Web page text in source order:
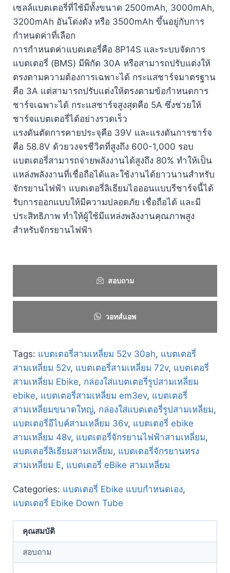
เซลล์แบตเตอรี่ที่ใช้มีทั้งขนาด 2500mAh, 3000mAh,
3200mAh อันโด่งดัง หรือ 3500mAh ขึ้นอยู่กับการ
กำหนดค่าที่เลือก
การกำหนดค่าแบตเตอรี่คือ 8P14S และระบบจัดการ
แบตเตอรี่ (BMS) มีพิกัด 30A หรือสามารถปรับแต่งให้
ตรงตามความต้องการเฉพาะได้ กระแสชาร์จมาตรฐาน
คือ 3A แต่สามารถปรับแต่งให้ตรงตามข้อกำหนดการ
ชาร์จเฉพาะได้ กระแสชาร์จสูงสุดคือ 5A ซึ่งช่วยให้
ชาร์จแบตเตอรี่ได้อย่างรวดเร็ว
แรงดันตัดการคายประจุคือ 39V และแรงดันการชาร์จ
คือ 58.8V ด้วยวงจรชีวิตที่สูงถึง 600-1,000 รอบ
แบตเตอรี่สามารถจ่ายพลังงานได้สูงถึง 80% ทำให้เป็น
แหล่งพลังงานที่เชื่อถือได้และใช้งานได้ยาวนานสำหรับ
จักรยานไฟฟ้า แบตเตอรี่ลิเธียมไอออนแบบรีชาร์จนี้ได้
รับการออกแบบให้มีความปลอดภัย เชื่อถือได้ และมี
ประสิทธิภาพ ทำให้ผู้ใช้มีแหล่งพลังงานคุณภาพสูง
สำหรับจักรยานไฟฟ้า
สอบถาม
วอทส์แอพ
Tags: แบตเตอรี่สามเหลี่ยม 52v 30ah, แบตเตอรี่
สามเหลี่ยม 52v, แบตเตอรี่สามเหลี่ยม 72v, แบตเตอรี่
สามเหลี่ยม Ebike, กล่องใส่แบตเตอรี่รูปสามเหลี่ยม
ebike, แบตเตอรี่สามเหลี่ยม em3ev, แบตเตอรี่
สามเหลี่ยมขนาดใหญ่, กล่องใส่แบตเตอรี่รูปสามเหลี่ยม,
แบตเตอรี่อีไบค์สามเหลี่ยม 36v, แบตเตอรี่ ebike
สามเหลี่ยม 48v, แบตเตอรี่จักรยานไฟฟ้าสามเหลี่ยม,
แบตเตอรี่ลิเธียมสามเหลี่ยม, แบตเตอรี่จักรยานทรง
สามเหลี่ยม E, แบตเตอรี่ eBike สามเหลี่ยม
Categories: แบตเตอรี่ Ebike แบบกำหนดเอง,
แบตเตอรี่ Ebike Down Tube
คุณสมบัติ
สอบถาม